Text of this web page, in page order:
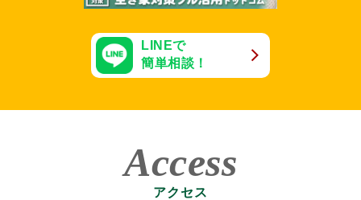
LINEで
簡単相談！
Access
アクセス